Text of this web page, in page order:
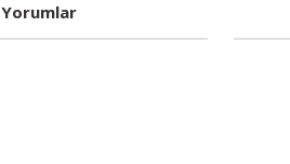
Yorumlar